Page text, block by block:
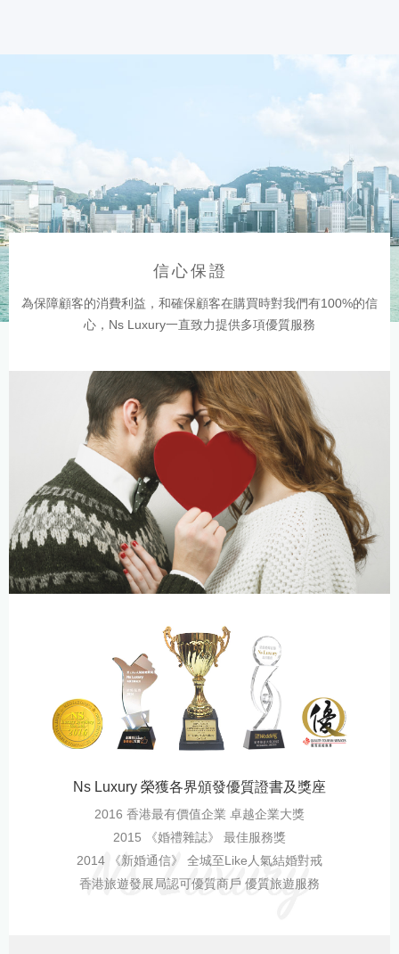
信心保證
為保障顧客的消費利益，和確保顧客在購買時對我們有100%的信
心，Ns Luxury一直致力提供多項優質服務
Ns Luxury 榮獲各界頒發優質證書及獎座
2016 香港最有價值企業 卓越企業大獎
2015 《婚禮雜誌》 最佳服務獎
2014 《新婚通信》 全城至Like人氣結婚對戒
香港旅遊發展局認可優質商戶 優質旅遊服務